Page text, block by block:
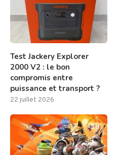
Test Jackery Explorer
2000 V2 : le bon
compromis entre
puissance et transport ?
22 juillet 2026
8.0